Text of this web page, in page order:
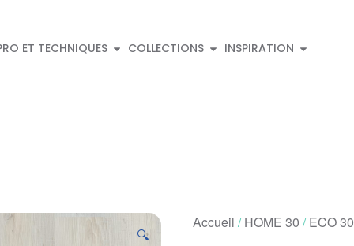
ET TECHNIQUES COLLECTIONS INSPIRATION
🔍
Accueil /HOME 30 /ECO 30